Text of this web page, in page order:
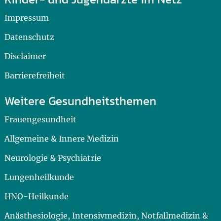
Impressum
Datenschutz
Disclaimer
Barrierefreiheit
Weitere Gesundheitsthemen
Frauengesundheit
Allgemeine & Innere Medizin
Neurologie & Psychiatrie
Lungenheilkunde
HNO-Heilkunde
Anästhesiologie, Intensivmedizin, Notfallmedizin &